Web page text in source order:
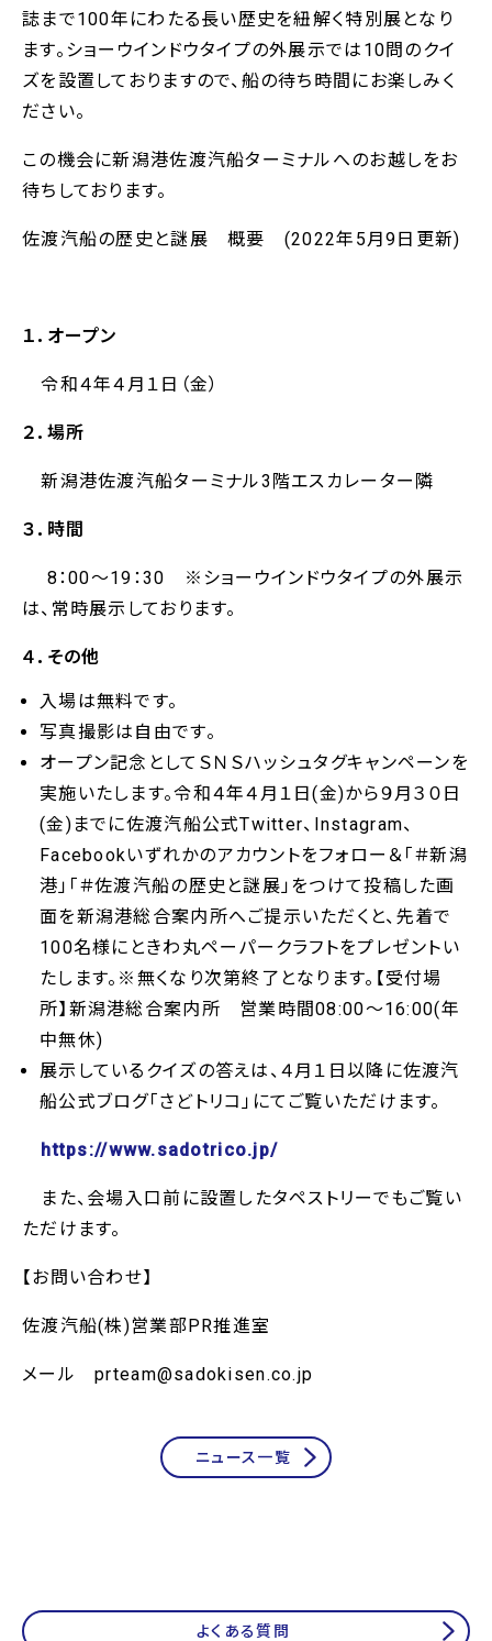
誌まで100年にわたる長い歴史を紐解く特別展となり
ます。ショーウインドウタイプの外展示では10問のクイ
ズを設置しておりますので、船の待ち時間にお楽しみく
ださい。
この機会に新潟港佐渡汽船ターミナルへのお越しをお
待ちしております。
佐渡汽船の歴史と謎展 概要 (2022年5月9日更新)
１．オープン
令和４年４月１日（金）
２．場所
新潟港佐渡汽船ターミナル3階エスカレーター隣
３．時間
8：00～19：30 ※ショーウインドウタイプの外展示
は、常時展示しております。
４．その他
入場は無料です。
写真撮影は自由です。
オープン記念としてＳＮＳハッシュタグキャンペーンを
実施いたします。令和４年４月１日(金)から９月３０日
(金)までに佐渡汽船公式Twitter、Instagram、
Facebookいずれかのアカウントをフォロー＆「＃新潟
港」「＃佐渡汽船の歴史と謎展」をつけて投稿した画
面を新潟港総合案内所へご提示いただくと、先着で
100名様にときわ丸ペーパークラフトをプレゼントい
たします。※無くなり次第終了となります。【受付場
所】新潟港総合案内所 営業時間08:00～16:00(年
中無休)
展示しているクイズの答えは、４月１日以降に佐渡汽
船公式ブログ「さどトリコ」にてご覧いただけます。
https://www.sadotrico.jp/
また、会場入口前に設置したタペストリーでもご覧い
ただけます。
【お問い合わせ】
佐渡汽船(株)営業部PR推進室
メール prteam@sadokisen.co.jp
ニュース一覧
よくある質問